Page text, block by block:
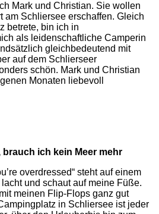
Mark und Christian. Sie wollen
am Schliersee erschaffen. Gleich
betrete, bin ich in
als leidenschaftliche Camperin
gleichbedeutend mit
auf dem Schlierseer
schön. Mark und Christian
Monaten liebevoll
ich kein Meer mehr
overdressed“ steht auf einem
und schaut auf meine Füße.
meinen Flip-Flops ganz gut
in Schliersee ist jeder